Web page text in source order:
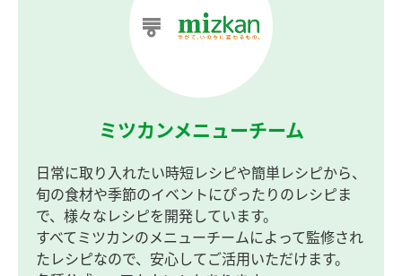
ミツカンメニューチーム
日常に取り入れたい時短レシピや簡単レシピから、
旬の食材や季節のイベントにぴったりのレシピま
で、様々なレシピを開発しています。
すべてミツカンのメニューチームによって監修され
たレシピなので、安心してご活用いただけます。